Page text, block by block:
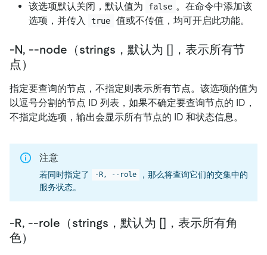
该选项默认关闭，默认值为 false 。在命令中添加该
选项，并传入
true 值或不传值，均可开启此功能。
-N, --node（strings，默认为 []，表示所有节
点）
指定要查询的节点，不指定则表示所有节点。该选项的值为
以逗号分割的节点 ID 列表，如果不确定要查询节点的 ID，
不指定此选项，输出会显示所有节点的 ID 和状态信息。
注意
若同时指定了 -R, --role
，那么将查询它们的交集中的
服务状态。
-R, --role（strings，默认为 []，表示所有角
色）